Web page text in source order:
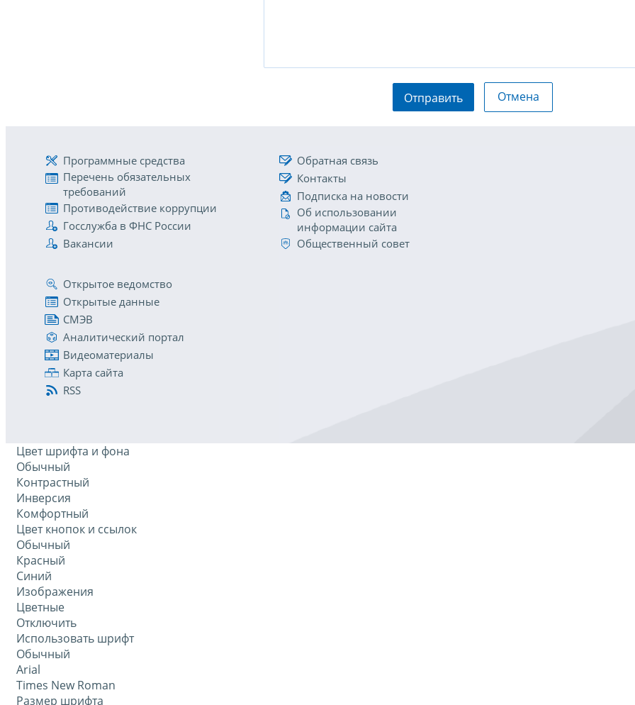
Отправить Отмена
Программные средства
Перечень обязательных
требований
Противодействие коррупции
Госслужба в ФНС России
Вакансии
Обратная связь
Контакты
Подписка на новости
Об использовании
информации сайта
Общественный совет
Открытое ведомство
Открытые данные
СМЭВ
Аналитический портал
Видеоматериалы
Карта сайта
RSS
Цвет шрифта и фона
Обычный
Контрастный
Инверсия
Комфортный
Цвет кнопок и ссылок
Обычный
Красный
Синий
Изображения
Цветные
Отключить
Использовать шрифт
Обычный
Arial
Times New Roman
Размер шрифта